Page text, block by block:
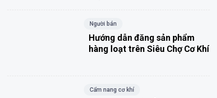
Người bán
Hướng dẫn đăng sản phẩm
hàng loạt trên Siêu Chợ Cơ Khí
Cẩm nang cơ khí